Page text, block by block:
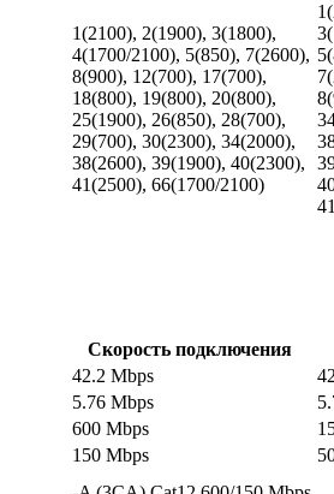
1(2100), 2(1900), 3(1800),
4(1700/2100), 5(850), 7(2600),
8(900), 12(700), 17(700),
18(800), 19(800), 20(800),
25(1900), 26(850), 28(700),
29(700), 30(2300), 34(2000),
38(2600), 39(1900), 40(2300),
41(2500), 66(1700/2100)
Скорость подключения
42.2 Mbps
5.76 Mbps
600 Mbps
150 Mbps